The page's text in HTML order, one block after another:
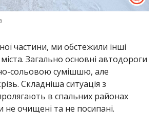
частини, ми обстежили інші
Загально основні автодороги
сольовою сумішшю, але
Складніша ситуація з
в спальних районах
не очищені та не посипані.